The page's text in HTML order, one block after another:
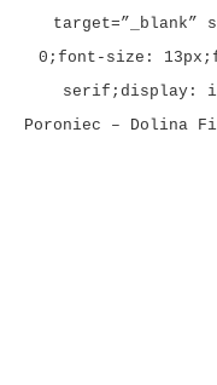
target=”_blank”
0;font-size:
serif;display:
Poroniec – Dolina